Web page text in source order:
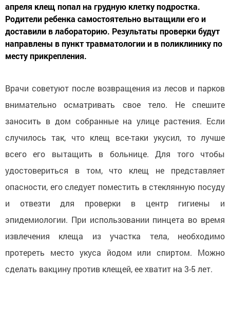
апреля клещ попал на грудную клетку подростка.
Родители ребенка самостоятельно вытащили его и
доставили в лабораторию. Результаты проверки будут
направлены в пункт травматологии и в поликлинику по
месту прикрепления.
Врачи советуют после возвращения из лесов и парков
внимательно осматривать свое тело. Не спешите
заносить в дом собранные на улице растения. Если
случилось так, что клещ все-таки укусил, то лучше
всего его вытащить в больнице. Для того чтобы
удостовериться в том, что клещ не представляет
опасности, его следует поместить в стеклянную посуду
и отвезти для проверки в центр гигиены и
эпидемиологии. При использовании пинцета во время
извлечения клеща из участка тела, необходимо
протереть место укуса йодом или спиртом. Можно
сделать вакцину против клещей, ее хватит на 3-5 лет.